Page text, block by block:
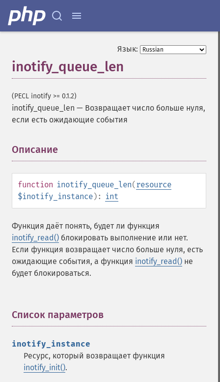
Язык:
inotify_queue_len
(PECL inotify >= 0.1.2)
inotify_queue_len — Возвращает число больше нуля,
если есть ожидающие события
Описание
function inotify_queue_len(resource
$inotify_instance): int
Функция даёт понять, будет ли функция
inotify_read() блокировать выполнение или нет.
Если функция возвращает число больше нуля, есть
ожидающие события, а функция inotify_read() не
будет блокироваться.
Список параметров
inotify_instance
Ресурс, который возвращает функция
inotify_init().